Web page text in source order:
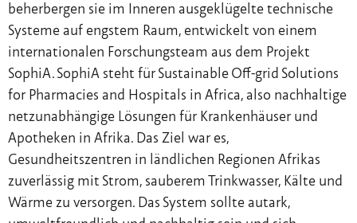
beherbergen sie im Inneren ausgeklügelte technische
Systeme auf engstem Raum, entwickelt von einem
internationalen Forschungsteam aus dem Projekt
SophiA. SophiA steht für Sustainable Off-grid Solutions
for Pharmacies and Hospitals in Africa, also nachhaltige
netzunabhängige Lösungen für Krankenhäuser und
Apotheken in Afrika. Das Ziel war es,
Gesundheitszentren in ländlichen Regionen Afrikas
zuverlässig mit Strom, sauberem Trinkwasser, Kälte und
Wärme zu versorgen. Das System sollte autark,